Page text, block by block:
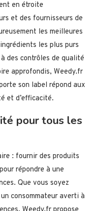
en étroite
et des fournisseurs de
les meilleures
les plus purs
des contrôles de qualité
approfondis, Weedy.fr
son label répond aux
et d’efficacité.
pour tous les
: fournir des produits
répondre à une
Que vous soyez
consommateur averti à